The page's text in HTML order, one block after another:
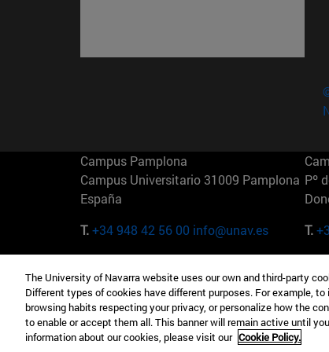
Campus Pamplona
Campus Universitario 31009 Pamplona
España
T.+34 948 42 56 00 info@unav.es
Pº
T.
Camino del Cerro Águila 3 28023
Madrid España
T.+34 912 11 30 00
165
T.
The University of Navarra website uses our own and third-party
Different types of cookies have different purposes. For example,
browsing habits respecting your privacy, or personalize how the
to enable or accept them all. This banner will remain active until
information about our cookies, please visit our Cookie Policy.